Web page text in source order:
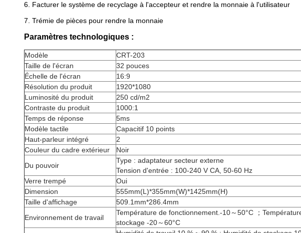
6. Facturer le système de recyclage à l'accepteur et rendre la monnaie à l'utilisateur
7. Trémie de pièces pour rendre la monnaie
Paramètres technologiques :
Modèle
CRT-203
Taille de l'écran
32 pouces
Échelle de l'écran
16:9
Résolution du produit
1920*1080
Luminosité du produit
250 cd/m2
Contraste du produit
1000:1
Temps de réponse
5ms
Modèle tactile
Capacitif 10 points
Haut-parleur intégré
2
Couleur du cadre extérieur
Noir
Du pouvoir
Type : adaptateur secteur externe
Tension d'entrée : 100-240 V CA, 50-60 Hz
Verre trempé
Oui
Dimension
555mm(L)*355mm(W)*1425mm(H)
Taille d'affichage
509.1mm*286.4mm
Environnement de travail
Température de fonctionnement.-10～50°C ；
stockage -20～60°C